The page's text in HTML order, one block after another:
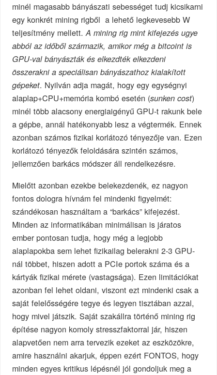
minél magasabb bányászati sebességet tudj kicsikarni
egy konkrét mining rigből a lehető legkevesebb W
teljesítmény mellett.A mining rig mint kifejezés ugye
abból az időből származik, amikor még a bitcoint is
GPU-val bányászták és elkezdték elkezdeni
összerakni a speciálisan bányászathoz kialakított
gépeket. Nyilván adja magát, hogy egy egységnyi
alaplap+CPU+memória kombó esetén (sunken cost)
minél több alacsony energiaigényű GPU-t rakunk bele
a gépbe, annál hatékonyabb lesz a végtermék. Ennek
azonban számos fizikai korlátozó tényezője van. Ezen
korlátozó tényezők feloldására szintén számos,
jellemzően barkács módszer áll rendelkezésre.
Mielőtt azonban ezekbe belekezdenék, ez nagyon
fontos dologra hívnám fel mindenki figyelmét:
szándékosan használtam a “barkács” kifejezést.
Minden az informatikában minimálisan is járatos
ember pontosan tudja, hogy még a legjobb
alaplapokba sem lehet fizikailag belerakni 2-3 GPU-
nál többet, hiszen adott a PCIe portok száma és a
kártyák fizikai mérete (vastagsága). Ezen limitációkat
azonban fel lehet oldani, viszont ezt mindenki csak a
saját felelősségére tegye és legyen tisztában azzal,
hogy mivel játszik. Saját szakállra történő mining rig
építése nagyon komoly stresszfaktorral jár, hiszen
alapvetően nem arra tervezik ezeket az eszközökre,
amire használni akarjuk, éppen ezért FONTOS, hogy
minden egyes kritikus lépésnél jól gondoljuk meg a